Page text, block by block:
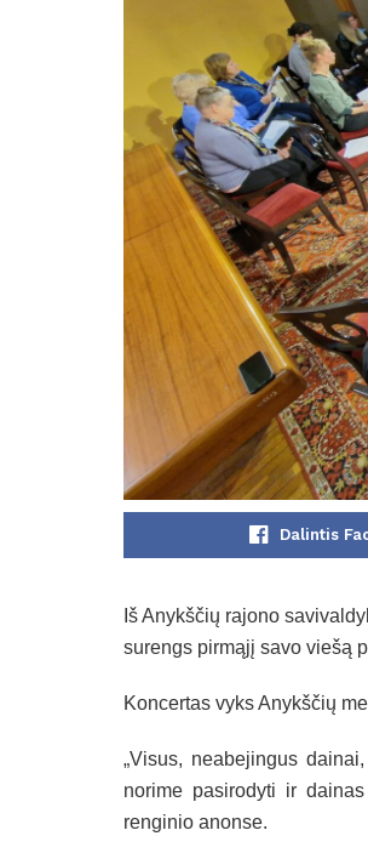
Dalintis
Iš Anykščių rajono
surengs pirmąjį savo viešą
Koncertas vyks Anykščių
„Visus, neabejingus
norime pasirodyti ir
renginio anonse.